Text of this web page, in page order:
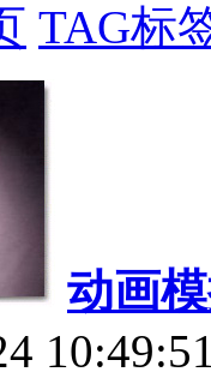
TAG标
动画